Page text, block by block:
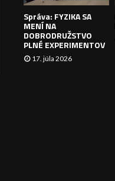
Správa: FYZIKA SA
MENÍ NA
DOBRODRUŽSTVO
PLNÉ EXPERIMENTOV
17. júla 2026